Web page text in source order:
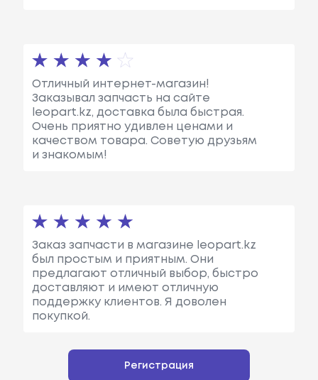
Отличный интернет-магазин!
Заказывал запчасть на сайте
leopart.kz, доставка была быстрая.
Очень приятно удивлен ценами и
качеством товара. Советую друзьям
и знакомым!
Заказ запчасти в магазине leopart.kz
был простым и приятным. Они
предлагают отличный выбор, быстро
доставляют и имеют отличную
поддержку клиентов. Я доволен
покупкой.
Регистрация